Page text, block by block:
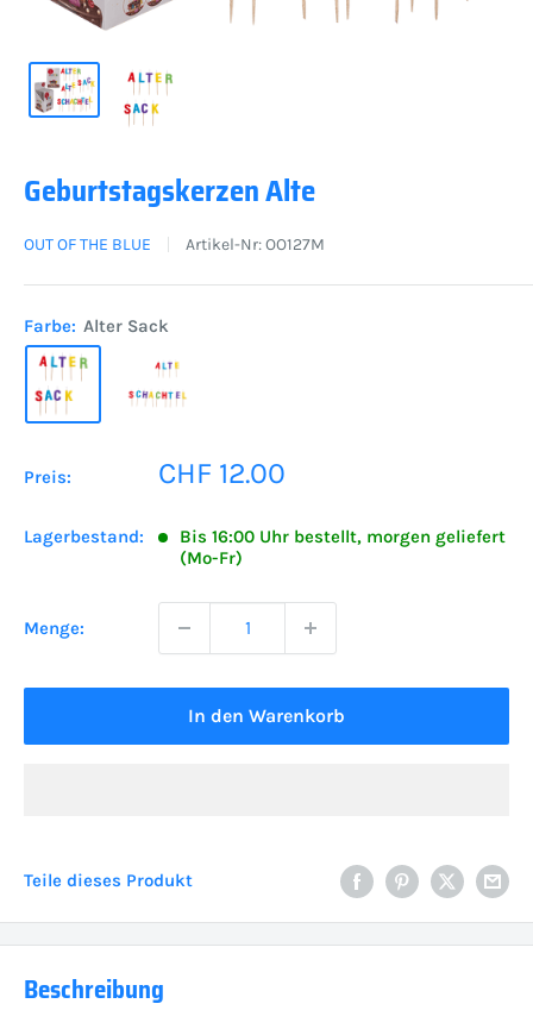
Geburtstagskerzen Alte
OUT OF THE BLUE Artikel-Nr:OO127M
Farbe: Alter Sack
Preis: Sonderpreis
CHF 12.00
Lagerbestand:
Bis 16:00 Uhr bestellt, morgen geliefert
(Mo-Fr)
Menge:
In den Warenkorb
Teile dieses Produkt
Beschreibung